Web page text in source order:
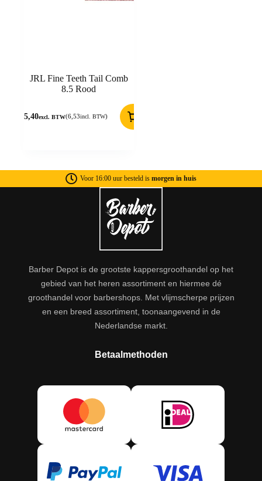
JRL Fine Teeth Tail Comb
8.5 Rood
5,40excl. BTW(6,53incl. BTW)
Voor 16:00 uur besteld is morgen in huis
Barber Depot is de grootste kappersgroothandel op het
gebied van het heren assortiment en hiermee dé
groothandel voor barbershops. Met vlijmscherpe prijzen
en een breed assortiment, toonaangevend in de
Nederlandse markt.
Betaalmethoden